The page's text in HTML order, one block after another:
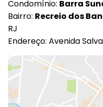
Condomínio: Barra
Bairro: Recreio dos
RJ
Endereço: Avenida